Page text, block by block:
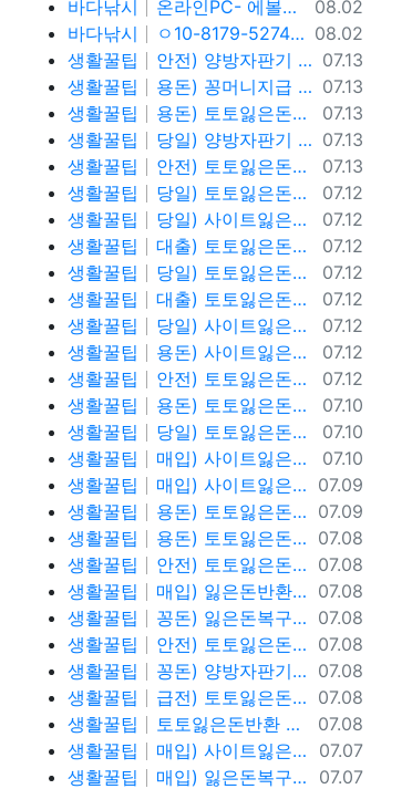
등록일
08.02
바다낚시
온라인PC- 에볼루션슬롯 - 블루게임 WWW.fefas.net 아이슬롯아시아
등록일
08.02
바다낚시
ㅇ10-8179-5274 블루게임 fefas.net 바이브게임
등록일
07.13
생활꿀팁
안전) 양방자판기 토토반환신청 텔레@ybcs24
등록일
07.13
생활꿀팁
용돈) 꽁머니지급 토토빚복구 텔레@ybcs24
등록일
07.13
생활꿀팁
용돈) 토토잃은돈반환 토토잃은돈복구 텔레@ybcs24
등록일
07.13
생활꿀팁
당일) 양방자판기 토토반환신청 텔레@ybcs24
등록일
07.13
생활꿀팁
안전) 토토잃은돈반환 토토잃은돈복구 텔레@ybcs24
등록일
07.12
생활꿀팁
당일) 토토잃은돈반환 토토잃은돈복구 텔레@ybcs24
등록일
07.12
생활꿀팁
당일) 사이트잃은돈반환 사이트잃은돈복구 텔레@ybcs24
등록일
07.12
생활꿀팁
대출) 토토잃은돈반환 토토잃은돈복구 텔레@ybcs24
등록일
07.12
생활꿀팁
당일) 토토잃은돈반환 토토잃은돈복구 텔레@ybcs24
등록일
07.12
생활꿀팁
대출) 토토잃은돈반환 토토잃은돈복구 텔레@ybcs24
등록일
07.12
생활꿀팁
당일) 사이트잃은돈반환 사이트잃은돈복구 텔레@ybcs24
등록일
07.12
생활꿀팁
용돈) 사이트잃은돈반환 사이트잃은돈복구 텔레@ybcs24
등록일
07.12
생활꿀팁
안전) 토토잃은돈반환 텔레@ybcs24
등록일
07.10
생활꿀팁
용돈) 토토잃은돈반환 텔레@ybcs24
등록일
07.10
생활꿀팁
당일) 토토잃은돈반환 텔레@ybcs24
등록일
07.10
생활꿀팁
매입) 사이트잃은돈복구 텔@ybcs24
등록일
07.09
생활꿀팁
매입) 사이트잃은돈복구 텔@ybcs24
등록일
07.09
생활꿀팁
용돈) 토토잃은돈복구 텔@ybcs24
등록일
07.08
생활꿀팁
용돈) 토토잃은돈복구 텔@ybcs24
등록일
07.08
생활꿀팁
안전) 토토잃은돈복구 텔@ybcs24
등록일
07.08
생활꿀팁
매입) 잃은돈반환 텔@ybcs24
등록일
07.08
생활꿀팁
꽁돈) 잃은돈복구 텔@ybcs24
등록일
07.08
생활꿀팁
안전) 토토잃은돈반환 텔@ybcs24
등록일
07.08
생활꿀팁
꽁돈) 양방자판기 텔@ybcs24
등록일
07.08
생활꿀팁
급전) 토토잃은돈반환 텔레@ybcs24
등록일
07.08
생활꿀팁
토토잃은돈반환 텔레@ybcs24 토토돈복구
등록일
07.07
생활꿀팁
매입) 사이트잃은돈복구 텔@ybcs24
등록일
07.07
생활꿀팁
매입) 잃은돈복구 텔@ybcs24